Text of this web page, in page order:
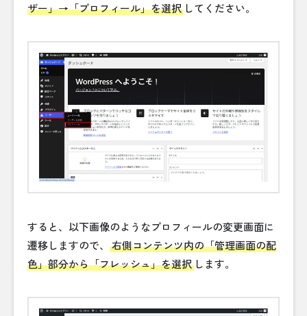
ザー」→「プロフィール」を選択 してください。
すると、以下画像のようなプロフィールの変更画面に
遷移しますので、
右側コンテンツ内の「管理画面の配
色」部分から「フレッシュ」を選択 します。